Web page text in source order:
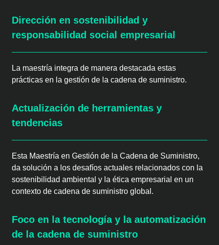
Dirección en sostenibilidad y
responsabilidad social empresarial
La maestría integra de manera destacada estas
prácticas en la gestión de la cadena de suministro.
Actualización de herramientas y
tendencias
Esta Maestría en Gestión de la Cadena de Suministro,
da solución a los desafíos actuales relacionados con la
sostenibilidad ambiental y la ética empresarial en un
contexto de cadena de suministro global.
Foco en la tecnología y la automatización
de la cadena de suministro